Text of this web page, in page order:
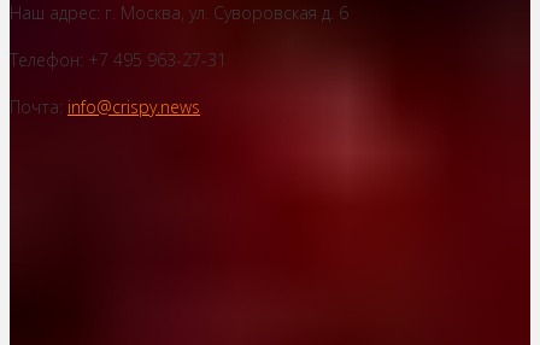
Наш адрес: г. Москва, ул. Суворовская д. 6
Телефон: +7 495 963-27-31
Почта: info@crispy.news